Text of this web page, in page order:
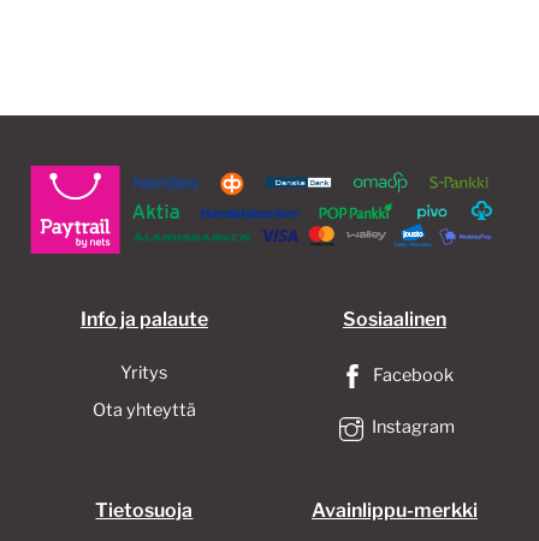
Info ja palaute
Yritys
Ota yhteyttä
Sosiaalinen
Facebook
Instagram
Tietosuoja Avainlippu-merkki